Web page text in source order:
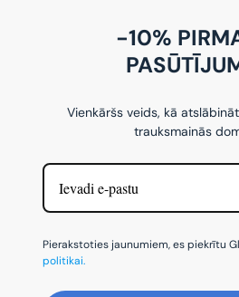
-10%
Vienkāršs veids, kā
trauksmainās
Pierakstoties jaunumiem, es piekrītu
politikai.